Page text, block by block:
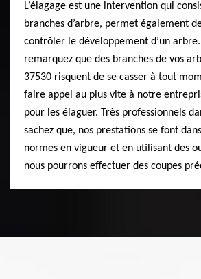
L’élagage est une intervention qui
branches d’arbre, permet également
contrôler le développement d’un arbre.
remarquez que des branches de vos
37530 risquent de se casser à tout
faire appel au plus vite à notre
pour les élaguer. Très professionnels
sachez que, nos prestations se font
normes en vigueur et en utilisant des
nous pourrons effectuer des coupes